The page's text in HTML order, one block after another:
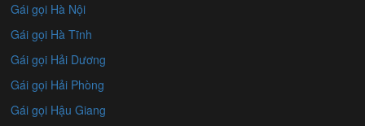
Gái gọi Hà Nội
Gái gọi Hà Tĩnh
Gái gọi Hải Dương
Gái gọi Hải Phòng
Gái gọi Hậu Giang